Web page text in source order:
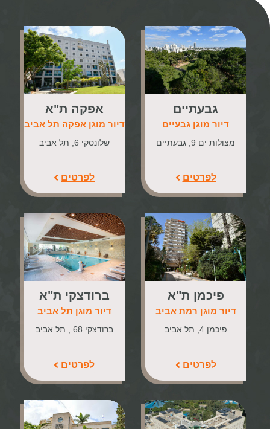
גבעתיים
דיור מוגן גבעיים
מצולות ים 9, גבעתיים
לפרטים
אפקה ת"א
דיור מוגן אפקה תל אביב
שלונסקי 6, תל אביב
לפרטים
פיכמן ת"א
דיור מוגן רמת אביב
פיכמן 4, תל אביב
לפרטים
ברודצקי ת"א
דיור מוגן תל אביב
ברודצקי 68 , תל אביב
לפרטים